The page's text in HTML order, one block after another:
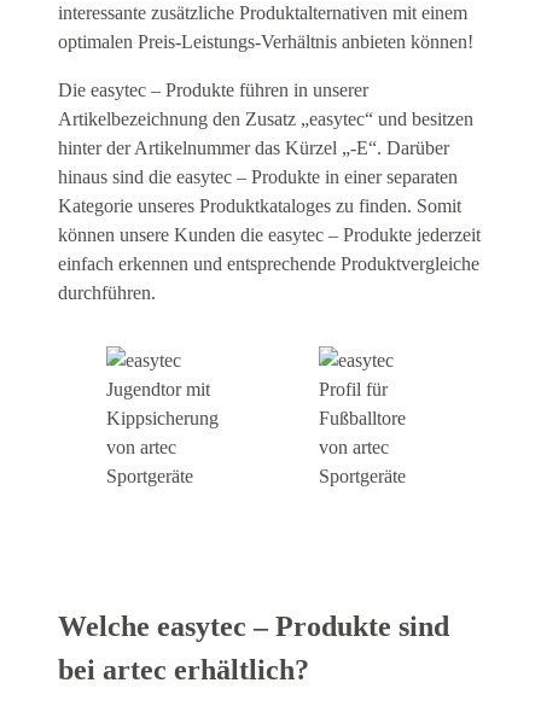
interessante zusätzliche Produktalternativen mit einem
optimalen Preis-Leistungs-Verhältnis anbieten können!
Die easytec – Produkte führen in unserer
Artikelbezeichnung den Zusatz „easytec“ und besitzen
hinter der Artikelnummer das Kürzel „-E“. Darüber
hinaus sind die easytec – Produkte in einer separaten
Kategorie unseres Produktkataloges zu finden. Somit
können unsere Kunden die easytec – Produkte jederzeit
einfach erkennen und entsprechende Produktvergleiche
durchführen.
Welche easytec – Produkte sind
bei artec erhältlich?